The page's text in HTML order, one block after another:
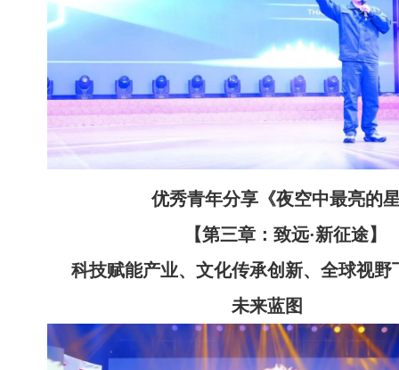
优秀青年分享 《夜空中最亮的
【第三章：致远·新征途】
科技赋能产业、文化传承创新、全球视野
未来蓝图